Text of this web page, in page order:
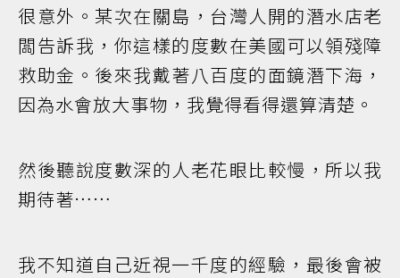
很意外。某次在關島，台灣人開的潛水店老
闆告訴我，你這樣的度數在美國可以領殘障
救助金。後來我戴著八百度的面鏡潛下海，
因為水會放大事物，我覺得看得還算清楚。
然後聽說度數深的人老花眼比較慢，所以我
期待著……
我不知道自己近視一千度的經驗，最後會被